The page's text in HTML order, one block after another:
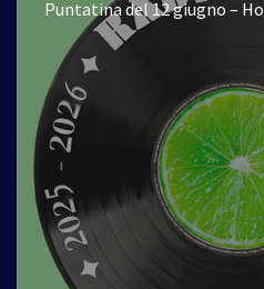
Puntatina del 12 giugno –